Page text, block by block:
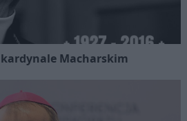
kardynale Macharskim